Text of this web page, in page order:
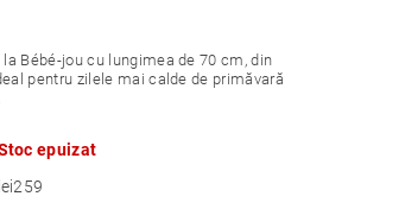
Bébé-jou cu lungimea de 70 cm, din
pentru zilele mai calde de primăvară
epuizat
lei259